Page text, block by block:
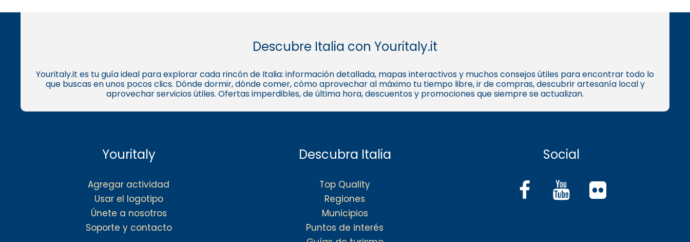
Descubre Italia con Youritaly.it
Youritaly.it es tu guía ideal para explorar cada rincón de Italia: información detallada, mapas interactivos y muchos consejos útiles para encontrar todo lo
que buscas en unos pocos clics. Dónde dormir, dónde comer, cómo aprovechar al máximo tu tiempo libre, ir de compras, descubrir artesanía local y
aprovechar servicios útiles. Ofertas imperdibles, de última hora, descuentos y promociones que siempre se actualizan.
Youritaly
Agregar actividad
Usar el logotipo
Únete a nosotros
Soporte y contacto
Descubra Italia
Top Quality
Regiones
Municipios
Puntos de interés
Social